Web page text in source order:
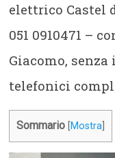
elettrico Castel
051 0910471 –
Giacomo,
telefonici
Sommario Mostra